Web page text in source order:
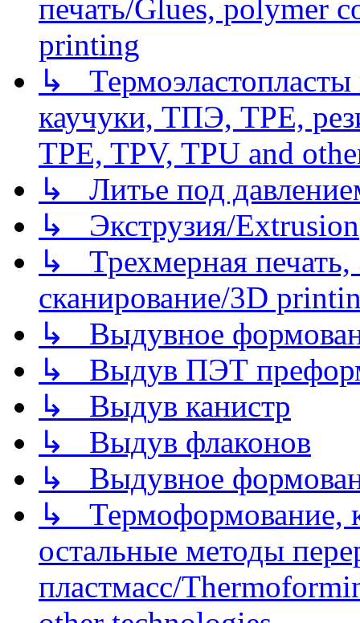
печать/Glues, polymer
printing
↳
каучуки, ТПЭ, TPE,
TPE, TPV, TPU and
↳ Литье под
↳ Экструзия/Extrusion
↳ Трехмерная
сканирование/3D
↳ Выдувное
↳ Выдув ПЭТ
↳ Выдув канистр
↳ Выдув флаконов
↳ Выдувное
↳ Термоформование,
остальные методы
пластмасс/